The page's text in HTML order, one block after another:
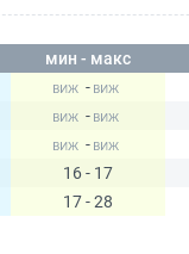
мин - макс
-
-
-
16 - 17
17 - 28